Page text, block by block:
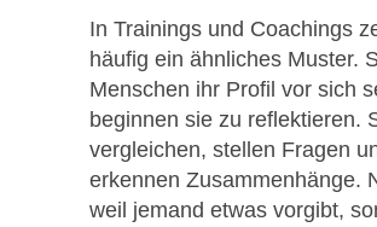
In Trainings und Coachings
häufig ein ähnliches Muster.
Menschen ihr Profil vor sich
beginnen sie zu reflektieren.
vergleichen, stellen Fragen
erkennen Zusammenhänge.
weil jemand etwas vorgibt,